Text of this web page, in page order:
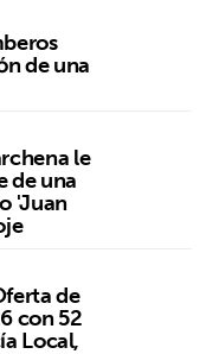
de una
le
de una
'Juan
de
con 52
Local,